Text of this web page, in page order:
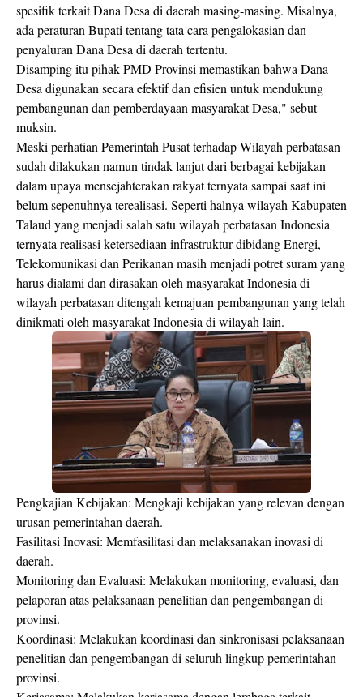
spesifik terkait Dana Desa di daerah masing-masing. Misalnya,
ada peraturan Bupati tentang tata cara pengalokasian dan
penyaluran Dana Desa di daerah tertentu.
Disamping itu pihak PMD Provinsi memastikan bahwa Dana
Desa digunakan secara efektif dan efisien untuk mendukung
pembangunan dan pemberdayaan masyarakat Desa," sebut
muksin.
Meski perhatian Pemerintah Pusat terhadap Wilayah perbatasan
sudah dilakukan namun tindak lanjut dari berbagai kebijakan
dalam upaya mensejahterakan rakyat ternyata sampai saat ini
belum sepenuhnya terealisasi. Seperti halnya wilayah Kabupaten
Talaud yang menjadi salah satu wilayah perbatasan Indonesia
ternyata realisasi ketersediaan infrastruktur dibidang Energi,
Telekomunikasi dan Perikanan masih menjadi potret suram yang
harus dialami dan dirasakan oleh masyarakat Indonesia di
wilayah perbatasan ditengah kemajuan pembangunan yang telah
dinikmati oleh masyarakat Indonesia di wilayah lain.
Pengkajian Kebijakan: Mengkaji kebijakan yang relevan dengan
urusan pemerintahan daerah.
Fasilitasi Inovasi: Memfasilitasi dan melaksanakan inovasi di
daerah.
Monitoring dan Evaluasi: Melakukan monitoring, evaluasi, dan
pelaporan atas pelaksanaan penelitian dan pengembangan di
provinsi.
Koordinasi: Melakukan koordinasi dan sinkronisasi pelaksanaan
penelitian dan pengembangan di seluruh lingkup pemerintahan
provinsi.